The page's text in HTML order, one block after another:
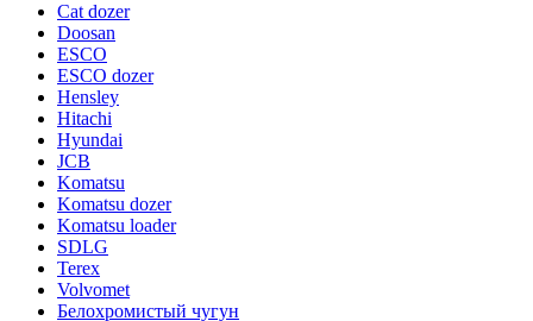
Cat dozer
Doosan
ESCO
ESCO dozer
Hensley
Hitachi
Hyundai
JCB
Komatsu
Komatsu dozer
Komatsu loader
SDLG
Terex
Volvomet
Белохромистый чугун